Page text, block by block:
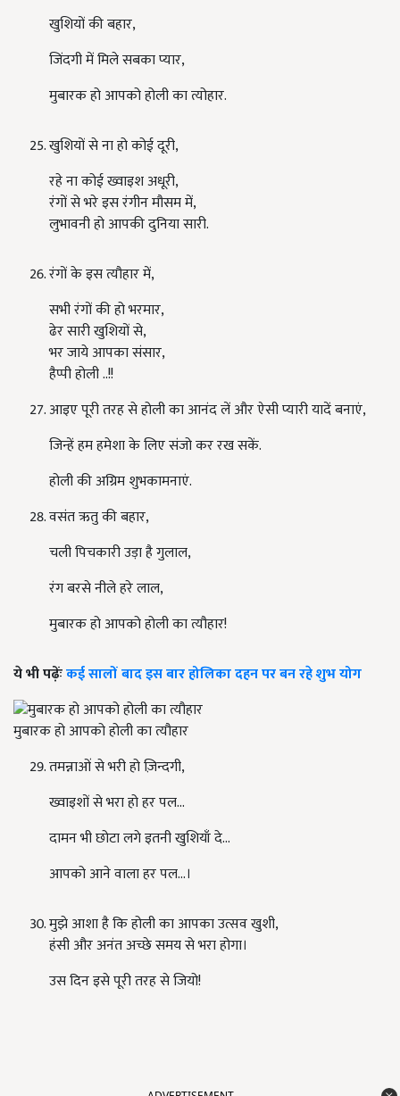
खुशियों की बहार,
जिंदगी में मिले सबका प्यार,
मुबारक हो आपको होली का त्योहार.
खुशियों से ना हो कोई दूरी,
रहे ना कोई ख्वाइश अधूरी,
रंगों से भरे इस रंगीन मौसम में,
लुभावनी हो आपकी दुनिया सारी.
रंगों के इस त्यौहार में,
सभी रंगों की हो भरमार,
ढेर सारी खुशियों से,
भर जाये आपका संसार,
हैप्पी होली ..!!
आइए पूरी तरह से होली का आनंद लें और ऐसी प्यारी यादें बनाएं,
जिन्हें हम हमेशा के लिए संजो कर रख सकें.
होली की अग्रिम शुभकामनाएं.
वसंत ऋतु की बहार,
चली पिचकारी उड़ा है गुलाल,
रंग बरसे नीले हरे लाल,
मुबारक हो आपको होली का त्यौहार!
ये भी पढ़ेंःकई सालों बाद इस बार होलिका दहन पर बन रहे शुभ योग
मुबारक हो आपको होली का त्यौहार
तमन्नाओं से भरी हो ज़िन्दगी,
ख्वाइशों से भरा हो हर पल…
दामन भी छोटा लगे इतनी खुशियाँ दे…
आपको आने वाला हर पल…।
मुझे आशा है कि होली का आपका उत्सव खुशी,
हंसी और अनंत अच्छे समय से भरा होगा।
उस दिन इसे पूरी तरह से जियो!